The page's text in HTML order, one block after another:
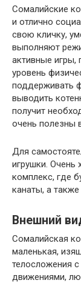
Сомалийские
и отлично
свою кличку,
выполняют
активные игры,
уровень
поддерживать
выводить
получит
очень полезны
Для
игрушки. Очень
комплекс, где
канаты, а
Внешний
Сомалийская
маленькая,
телосложения
движениями,